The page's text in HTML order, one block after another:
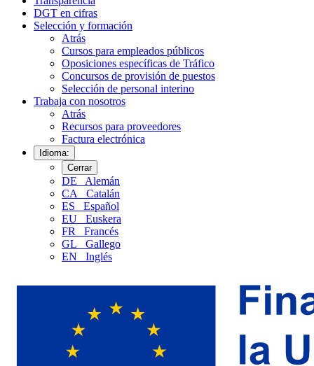
DGT en cifras
Selección y formación
Atrás
Cursos para empleados públicos
Oposiciones específicas de Tráfico
Concursos de provisión de puestos
Selección de personal interino
Trabaja con nosotros
Atrás
Recursos para proveedores
Factura electrónica
Idioma:
Cerrar
DE
Alemán
CA
Catalán
ES
Español
EU
Euskera
FR
Francés
GL
Gallego
EN
Inglés